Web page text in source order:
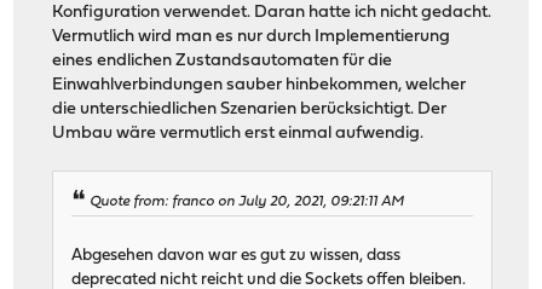
Konfiguration verwendet. Daran hatte ich nicht gedacht.
Vermutlich wird man es nur durch Implementierung
eines endlichen Zustandsautomaten für die
Einwahlverbindungen sauber hinbekommen, welcher
die unterschiedlichen Szenarien berücksichtigt. Der
Umbau wäre vermutlich erst einmal aufwendig.
Quote from: franco on July 20, 2021, 09:21:11 AM
Abgesehen davon war es gut zu wissen, dass
deprecated nicht reicht und die Sockets offen bleiben.